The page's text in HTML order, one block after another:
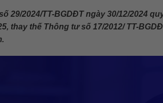
29/2024/TT-BGDĐT ngày 30/12/2024
thay thế Thông tư số 17/2012/ TT-